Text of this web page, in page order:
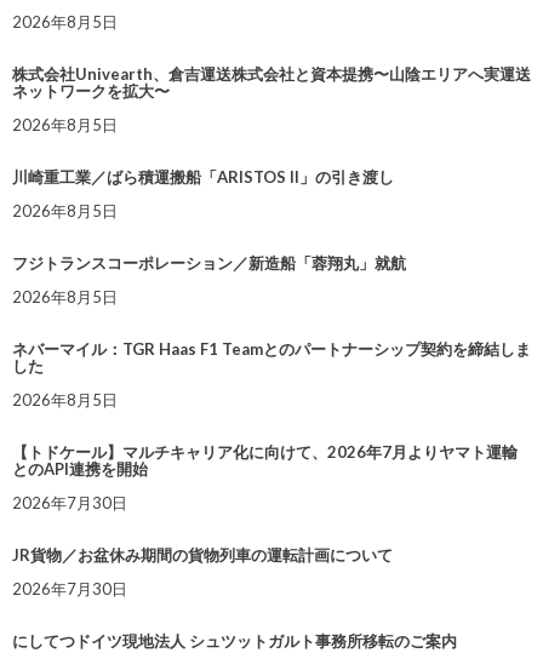
2026年8月5日
株式会社Univearth、倉吉運送株式会社と資本提携〜山陰エリアへ実運送
ネットワークを拡大〜
2026年8月5日
川崎重工業／ばら積運搬船「ARISTOS II」の引き渡し
2026年8月5日
フジトランスコーポレーション／新造船「蓉翔丸」就航
2026年8月5日
ネバーマイル：TGR Haas F1 Teamとのパートナーシップ契約を締結しま
した
2026年8月5日
【トドケール】マルチキャリア化に向けて、2026年7月よりヤマト運輸
とのAPI連携を開始
2026年7月30日
JR貨物／お盆休み期間の貨物列車の運転計画について
2026年7月30日
にしてつドイツ現地法人 シュツットガルト事務所移転のご案内